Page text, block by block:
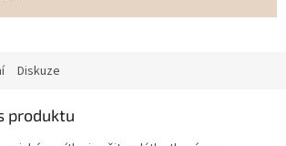
Diskuze
produktu